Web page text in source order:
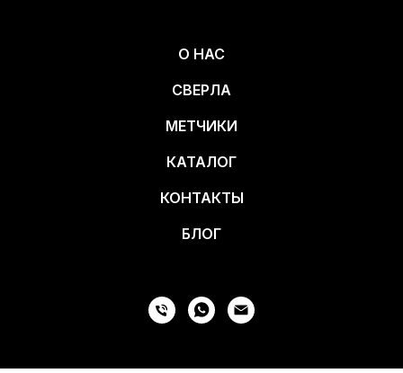
О НАС
СВЕРЛА
МЕТЧИКИ
КАТАЛОГ
КОНТАКТЫ
БЛОГ